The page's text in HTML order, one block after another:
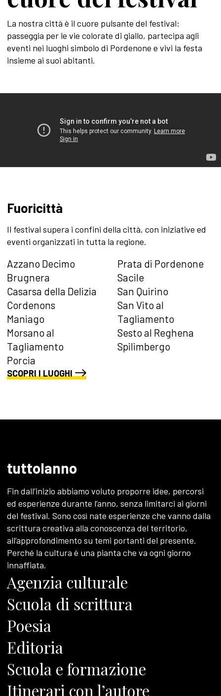
La nostra città è il cuore pulsante del festival:
passeggia per le vie colorate di giallo, partecipa agli
eventi nei luoghi simbolo di Pordenone e vivi la festa
insieme ai suoi abitanti.
Fuoricittà
Il festival supera i confini della città, con iniziative ed
eventi organizzati in tutta la regione.
Azzano Decimo
Brugnera
Casarsa della Delizia
Cordenons
Maniago
Morsano al
Tagliamento
Porcia
Prata di Pordenone
Sacile
San Quirino
San Vito al
Tagliamento
Sesto al Reghena
Spilimbergo
SCOPRI I LUOGHI
tuttolanno
Fin dall’inizio abbiamo voluto proporre idee, percorsi
ed esperienze durante l’anno, senza limitarci ai giorni
del festival. Sono così nate esperienze che vanno dalla
scrittura creativa alla conoscenza del territorio,
all’approfondimento su temi portanti del presente.
Perché la cultura è una pianta che va ogni giorno
innaffiata.
Agenzia culturale
Scuola di scrittura
Poesia
Editoria
Scuola e formazione
Itinerari con l’autore